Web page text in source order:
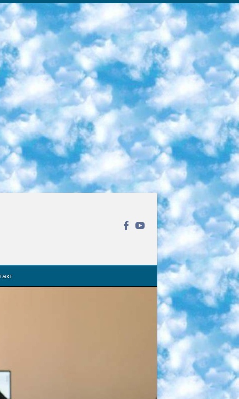
системы и технологии», «Приборостроение и робототехника», «Информационные технологии» и «Биотехнологии». Курсы состоят из видеолекций, интерактивных демонстраций и заданий. 5. «КиберЛенинка» Электронная научная библиотека открытого доступа. Каталог площадки регулярно обрастает текстами статей из различных научных изданий. Сгруппированные по журналам и рубрикам публикации можно читать онлайн или скачивать целиком в PDF-формате. Проект нацелен на популяризацию науки за счёт открытого доступа к качественной информации. 6. «ПостНаука» На этом ресурсе публикуют подборки видеолекций, составленные экспертами из разных отраслей и объединённые общими темами. Среди них, к примеру, есть серии «Биоинформатика и геномика», «Культура средневековой Скандинавии» и Cinema Studies о теории кино. Каждая подборка лекций — логически связанная история, рассказанная экспертом от первого лица. Кроме того, на сайте появляются научно-образовательные статьи и тесты на разные темы. 7. «Newочём» Команда проекта «Newочём» отбирает самые интересные тексты из англоязычных СМИ и переводит те из них, за которые голосуют участники сообщества «ВКонтакте». По большей части это научно-популярные статьи. Редакторы придумывают лишь заголовки, в остальном содержание переводов соответствует оригиналам. Полные тексты можно читать прямо в социальной сети. 8. InternetUrok Онлайн-база материалов по основным дисциплинам школьной программы. Информация на сайте структурирована по классам, предметам и темам (урокам). Каждый урок состоит из видеолекций и конспектов. Есть также интерактивные тренажёры и тесты для закрепления пройденного материала. Даже если вы давно окончили школу, возможность повторить программу старших классов всегда может пригодиться. 9. Edutainme Ещё один ресурс об образовании. В отличие от Newtonew, как мне кажется, Edutainme больше ориентируется на представителей индустрии: педагогов, предпринимателей, разработчиков образовательных проектов. Но и любой, кто просто стремится к саморазвитию, найдёт на сайте много полезного и интересного для себя. Например, информацию о новых курсах и образовательных сервисах. 10. Newtonew Онлайн-медиа об образовании и обучении в широком смысле. Авторы Newtonew пишут об инструментах, заведениях, тактиках и стратегиях, которые помогают учить других и получать новые знания самостоятельно. На этой площадке вы найдёте новости, обзоры, аналитические мат